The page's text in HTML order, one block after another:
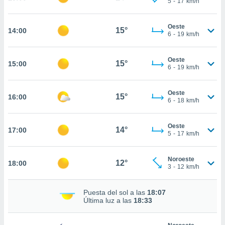
te
se
Puedes
14:00 15°
Oeste
6 - 19 km/h
15:00 15°
Oeste
6 - 19 km/h
16:00 15°
Oeste
6 - 18 km/h
17:00 14°
Oeste
5 - 17 km/h
18:00 12°
Noroeste
3 - 12 km/h
Puesta del sol a las 18:07
Última luz a las 18:33